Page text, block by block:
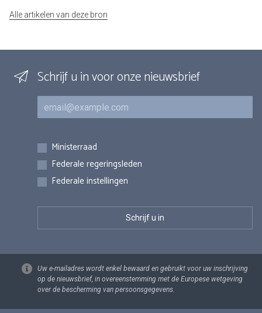
Alle artikelen van deze bron
Schrijf u in voor onze nieuwsbrief
E-mail
Inschrijvingen
Ministerraad
Federale regeringsleden
Federale instellingen
Uw e-mailadres wordt enkel bewaard en gebruikt voor uw inschrijving
op de nieuwsbrief, in overeenstemming met de Europese wetgeving
over de bescherming van persoonsgegevens.